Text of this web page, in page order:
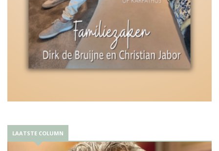
LAATSTE COLUMN